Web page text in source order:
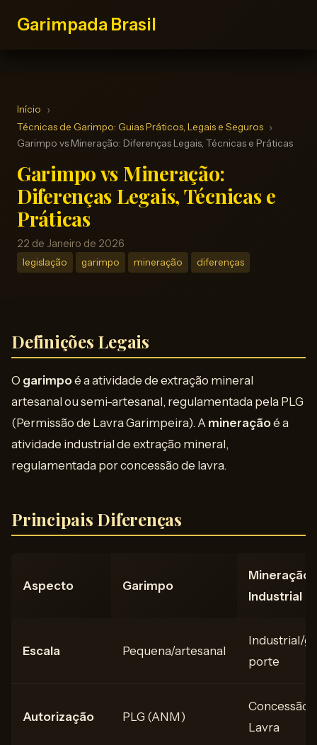
Garimpada Brasil
Início
Técnicas de Garimpo: Guias Práticos, Legais e Seguros
Garimpo vs Mineração: Diferenças Legais, Técnicas e Práticas
Garimpo vs Mineração:
Diferenças Legais, Técnicas e
Práticas
22 de Janeiro de 2026
legislação garimpo mineração diferenças
Definições Legais
O garimpoé a atividade de extração mineral
artesanal ou semi-artesanal, regulamentada pela PLG
(Permissão de Lavra Garimpeira). A mineraçãoé a
atividade industrial de extração mineral,
regulamentada por concessão de lavra.
Principais Diferenças
Aspecto Garimpo
Mineração
Industrial
Escala Pequena/artesanal
Industrial/
porte
Autorização PLG (ANM)
Concessão
Lavra